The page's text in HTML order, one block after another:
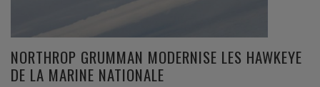
NORTHROP GRUMMAN MODERNISE LES HAWKEYE
DE LA MARINE NATIONALE